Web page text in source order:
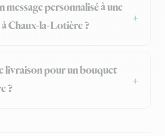
personnalisé à une
Chaux-la-Lotière ?
livraison pour un bouquet
?